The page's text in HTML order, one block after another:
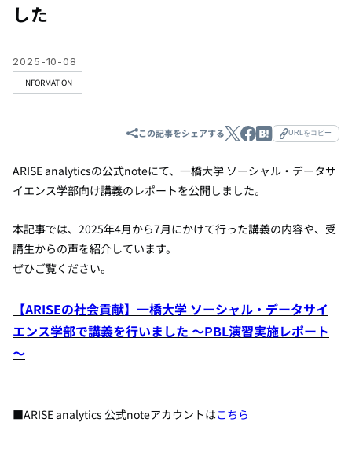
成長支援
数字で見るARISE analytics
した
INFORMATION
2025-10-08
この記事をシェアする URLをコピー
ARISE analyticsの公式noteにて、一橋大学 ソーシャル・データサ
イエンス学部向け講義のレポートを公開しました。
本記事では、2025年4月から7月にかけて行った講義の内容や、受
講生からの声を紹介しています。
ぜひご覧ください。
【ARISEの社会貢献】一橋大学 ソーシャル・データサイ
エンス学部で講義を行いました ～PBL演習実施レポート
～
■ARISE analytics 公式noteアカウントはこちら